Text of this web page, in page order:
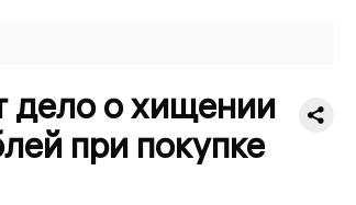
дело о хищении
при покупке